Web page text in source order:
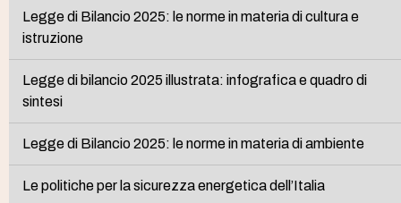
Legge di Bilancio 2025: le norme in materia di cultura e
istruzione
Legge di bilancio 2025 illustrata: infografica e quadro di
sintesi
Legge di Bilancio 2025: le norme in materia di ambiente
Le politiche per la sicurezza energetica dell’Italia